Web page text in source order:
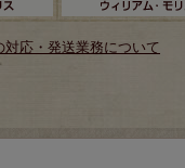
応・発送業務について